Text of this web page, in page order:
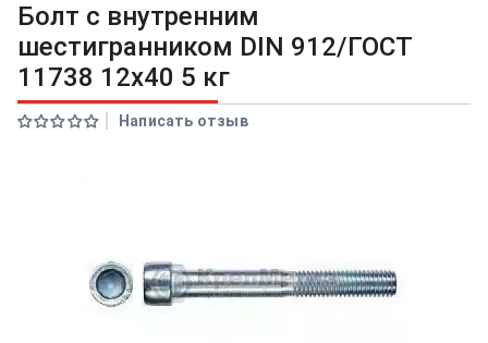
Болт с внутренним
шестигранником DIN 912/ГОСТ
11738 12х40 5 кг
Написать отзыв